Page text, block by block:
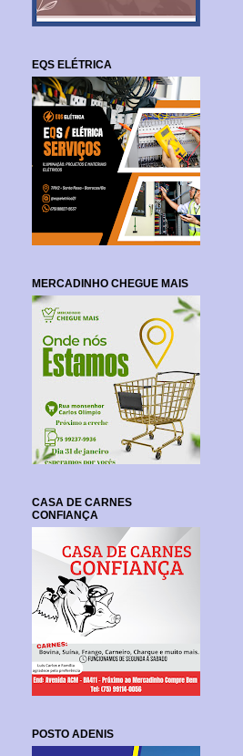
EQS ELÉTRICA
MERCADINHO CHEGUE MAIS
CASA DE CARNES
CONFIANÇA
POSTO ADENIS